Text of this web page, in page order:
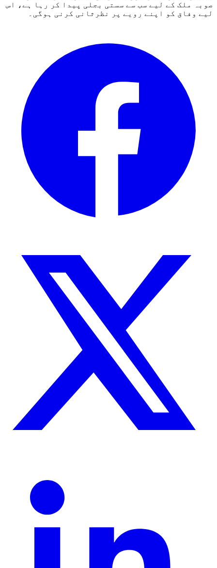
صوبہ ملک کے لیے سب سے سستی بجلی پیدا کر رہا ہے، اس
لیے وفاق کو اپنے رویے پر نظرثانی کرنی ہوگی۔